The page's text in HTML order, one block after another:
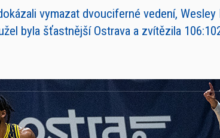
vymazat dvouciferné vedení,
byla šťastnější Ostrava a zvítězila